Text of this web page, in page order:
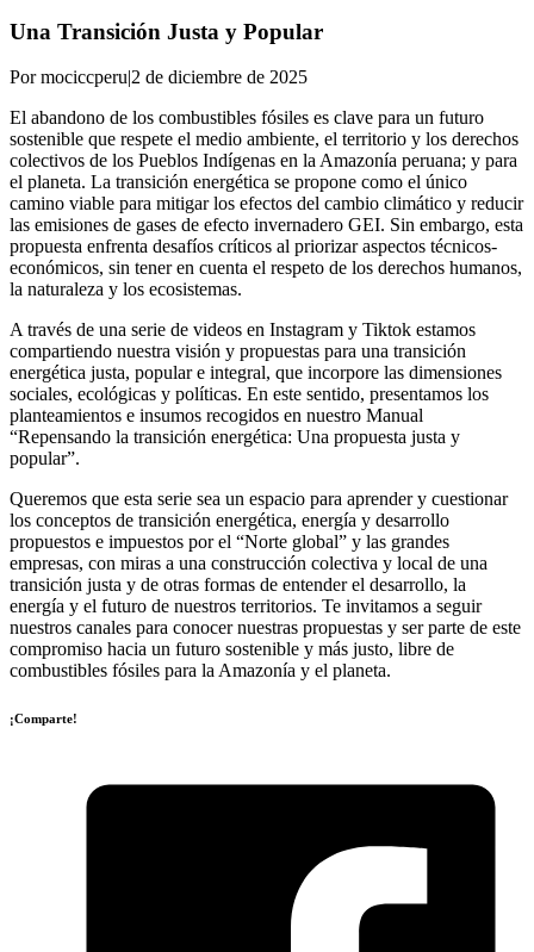
Una Transición Justa y Popular
Por mociccperu|2 de diciembre de 2025
El abandono de los combustibles fósiles es clave para un futuro
sostenible que respete el medio ambiente, el territorio y los derechos
colectivos de los Pueblos Indígenas en la Amazonía peruana; y para
el planeta. La transición energética se propone como el único
camino viable para mitigar los efectos del cambio climático y reducir
las emisiones de gases de efecto invernadero GEI. Sin embargo, esta
propuesta enfrenta desafíos críticos al priorizar aspectos técnicos-
económicos, sin tener en cuenta el respeto de los derechos humanos,
la naturaleza y los ecosistemas.
A través de una serie de videos en Instagram y Tiktok estamos
compartiendo nuestra visión y propuestas para una transición
energética justa, popular e integral, que incorpore las dimensiones
sociales, ecológicas y políticas. En este sentido, presentamos los
planteamientos e insumos recogidos en nuestro Manual
“Repensando la transición energética: Una propuesta justa y
popular”.
Queremos que esta serie sea un espacio para aprender y cuestionar
los conceptos de transición energética, energía y desarrollo
propuestos e impuestos por el “Norte global” y las grandes
empresas, con miras a una construcción colectiva y local de una
transición justa y de otras formas de entender el desarrollo, la
energía y el futuro de nuestros territorios. Te invitamos a seguir
nuestros canales para conocer nuestras propuestas y ser parte de este
compromiso hacia un futuro sostenible y más justo, libre de
combustibles fósiles para la Amazonía y el planeta.
¡Comparte!